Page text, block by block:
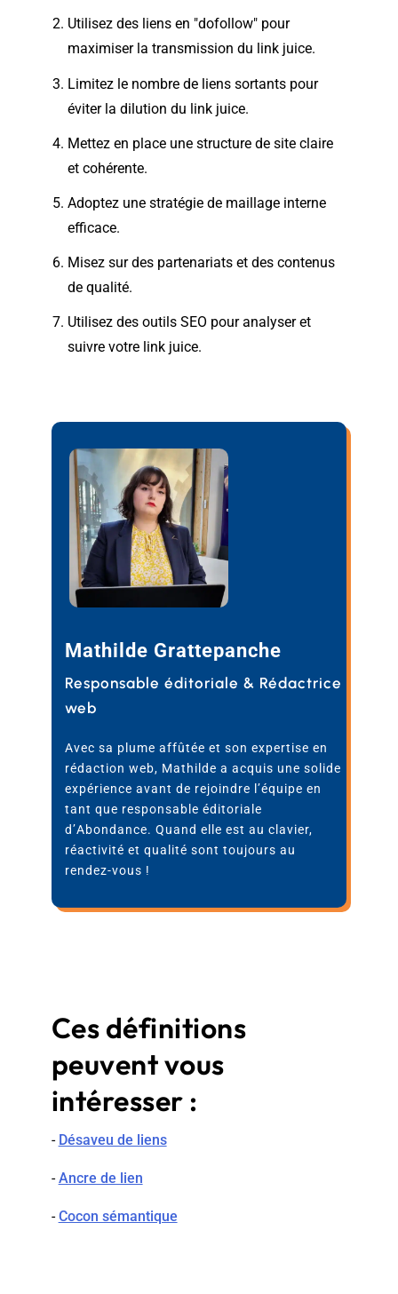
Utilisez des liens en "dofollow" pour
maximiser la transmission du link juice.
Limitez le nombre de liens sortants pour
éviter la dilution du link juice.
Mettez en place une structure de site claire
et cohérente.
Adoptez une stratégie de maillage interne
efficace.
Misez sur des partenariats et des contenus
de qualité.
Utilisez des outils SEO pour analyser et
suivre votre link juice.
Mathilde Grattepanche
Responsable éditoriale & Rédactrice
web
Avec sa plume affûtée et son expertise en
rédaction web, Mathilde a acquis une solide
expérience avant de rejoindre l’équipe en
tant que responsable éditoriale
d’Abondance. Quand elle est au clavier,
réactivité et qualité sont toujours au
rendez-vous !
Ces définitions
peuvent vous
intéresser :
- Désaveu de liens
-Ancre de lien
-Cocon sémantique